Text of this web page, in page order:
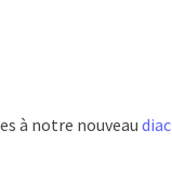
à notre nouveau